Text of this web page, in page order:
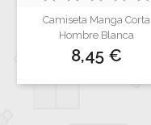
Camiseta Manga Corta
Hombre Blanca
Precio
8,45 €